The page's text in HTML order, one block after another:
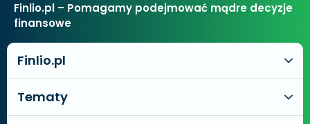
Finlio.pl – Pomagamy podejmować mądre decyzje
finansowe
Finlio.pl
Tematy